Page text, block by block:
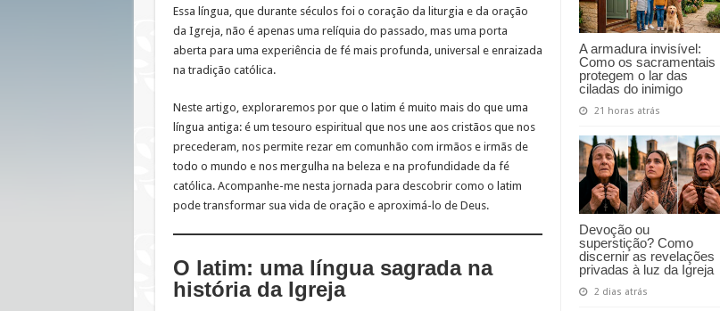
A armadura invisível:
Como os sacramentais
protegem o lar das
ciladas do inimigo
21 horas atrás
Devoção ou
superstição? Como
discernir as revelações
privadas à luz da Igreja
2 dias atrás
Essa língua, que durante séculos foi o coração da liturgia e da oração
da Igreja, não é apenas uma relíquia do passado, mas uma porta
aberta para uma experiência de fé mais profunda, universal e enraizada
na tradição católica.
Neste artigo, exploraremos por que o latim é muito mais do que uma
língua antiga: é um tesouro espiritual que nos une aos cristãos que nos
precederam, nos permite rezar em comunhão com irmãos e irmãs de
todo o mundo e nos mergulha na beleza e na profundidade da fé
católica. Acompanhe-me nesta jornada para descobrir como o latim
pode transformar sua vida de oração e aproximá-lo de Deus.
O latim: uma língua sagrada na
história da Igreja